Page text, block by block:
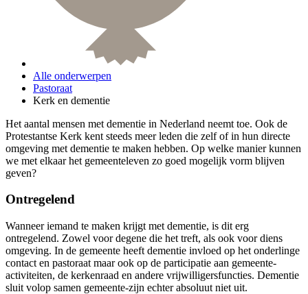
Alle onderwerpen
Pastoraat
Kerk en dementie
Het aantal mensen met dementie in Nederland neemt toe. Ook de
Protestantse Kerk kent steeds meer leden die zelf of in hun directe
omgeving met dementie te maken hebben. Op welke manier kunnen
we met elkaar het gemeenteleven zo goed mogelijk vorm blijven
geven?
Ontregelend
Wanneer iemand te maken krijgt met dementie, is dit erg
ontregelend. Zowel voor degene die het treft, als ook voor diens
omgeving. In de gemeente heeft dementie invloed op het onderlinge
contact en pastoraat maar ook op de participatie aan gemeente-
activiteiten, de kerkenraad en andere vrijwilligersfuncties. Dementie
sluit volop samen gemeente-zijn echter absoluut niet uit.